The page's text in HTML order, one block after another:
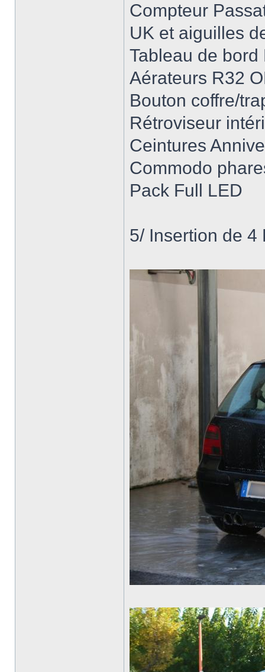
Compteur
UK et aiguilles
Tableau de bord
Aérateurs R32
Bouton coffre/
Rétroviseur
Ceintures
Commodo
Pack Full LED
5/ Insertion de 4